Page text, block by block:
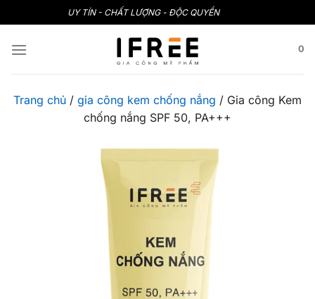
qua
nội
UY TÍN - CHẤT LƯỢNG - ĐỘC QUYỀN
0
Trang chủ / gia công kem chống nắng / Gia công Kem
chống nắng SPF 50, PA+++